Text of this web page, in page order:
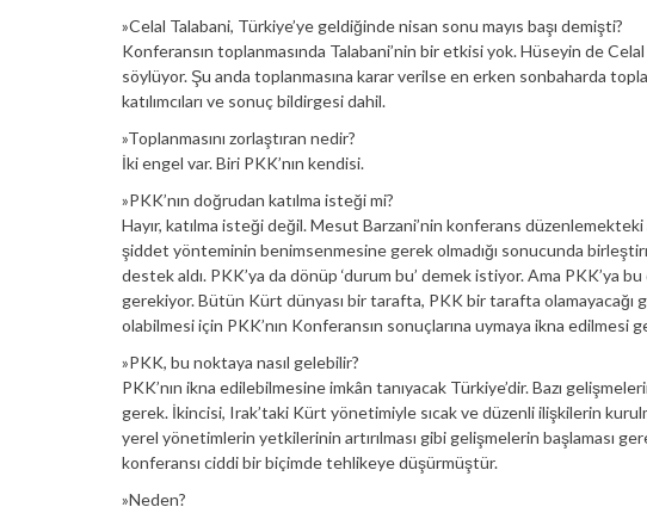
»Celal Talabani, Türkiye’ye geldiğinde nisan sonu mayıs başı demişti?
Konferansın toplanmasında Talabani’nin bir etkisi yok. Hüseyin de
söylüyor. Şu anda toplanmasına karar verilse en erken sonbaharda
katılımcıları ve sonuç bildirgesi dahil.
»Toplanmasını zorlaştıran nedir?
İki engel var. Biri PKK’nın kendisi.
»PKK’nın doğrudan katılma isteği mi?
Hayır, katılma isteği değil. Mesut Barzani’nin konferans
şiddet yönteminin benimsenmesine gerek olmadığı sonucunda
destek aldı. PKK’ya da dönüp ‘durum bu’ demek istiyor. Ama PKK’ya
gerekiyor. Bütün Kürt dünyası bir tarafta, PKK bir tarafta olamayacağı
olabilmesi için PKK’nın Konferansın sonuçlarına uymaya ikna edilmesi
»PKK, bu noktaya nasıl gelebilir?
PKK’nın ikna edilebilmesine imkân tanıyacak Türkiye’dir. Bazı
gerek. İkincisi, Irak’taki Kürt yönetimiyle sıcak ve düzenli ilişkilerin
yerel yönetimlerin yetkilerinin artırılması gibi gelişmelerin başlaması
konferansı ciddi bir biçimde tehlikeye düşürmüştür.
»Neden?